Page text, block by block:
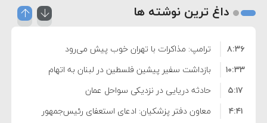
داغ ترین نوشته ها
ترامپ: مذاکرات با تهران خوب پیش می‌رود
۸:۳۶
بازداشت سفیر پیشین فلسطین در لبنان به اتهام
فساد و اختلاس اموال
۱۰:۳۳
حادثه دریایی در نزدیکی سواحل عمان
۵:۱۷
معاون دفتر پزشکیان: ادعای استعفای رئیس‌جمهور
۴:۴۱